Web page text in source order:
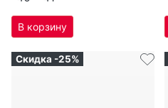
Скидка -25%